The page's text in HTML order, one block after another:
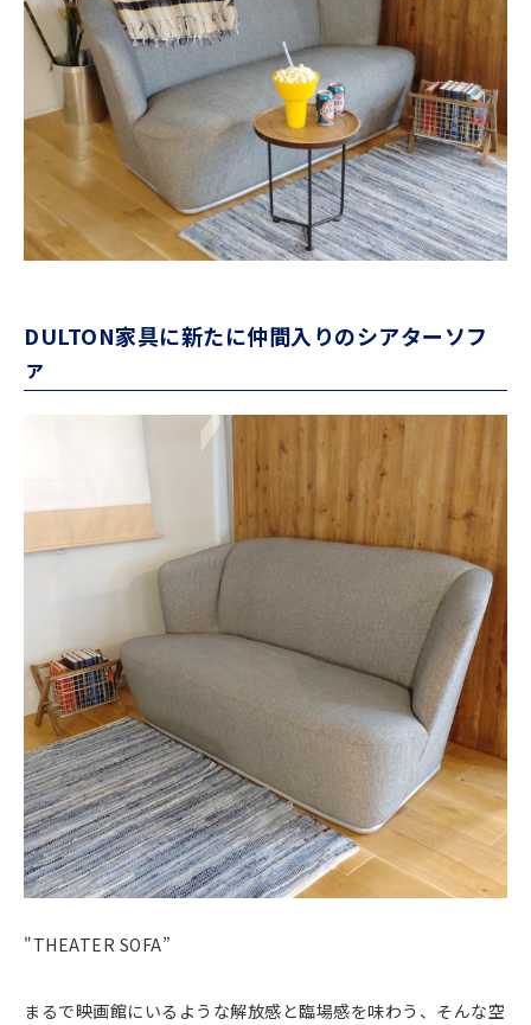
DULTON家具に新たに仲間入りのシアターソフ
ァ
"THEATER SOFA”
まるで映画館にいるような解放感と臨場感を味わう、そんな空